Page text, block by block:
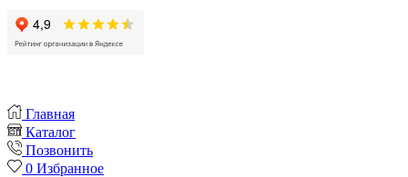
Главная
Каталог
Позвонить
0 Избранное